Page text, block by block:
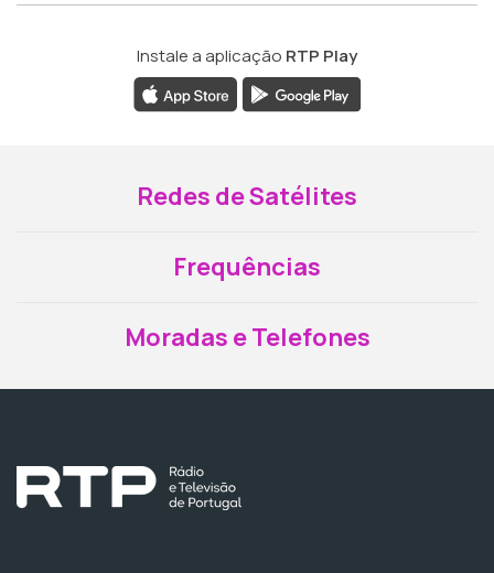
Instale a aplicação RTP Play
Redes de Satélites
Frequências
Moradas e Telefones